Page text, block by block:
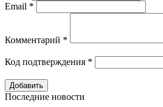
Email *
Комментарий *
Код подтверждения *
Последние новости